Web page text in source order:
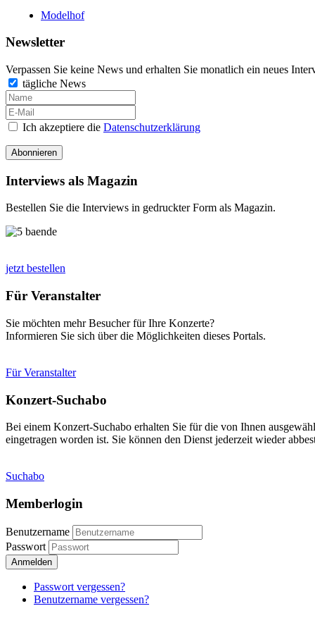
Modelhof
Newsletter
Verpassen Sie keine News und erhalten Sie monatlich ein neues
tägliche News
Ich akzeptiere die Datenschutzerklärung
Abonnieren
Interviews als Magazin
Bestellen Sie die Interviews in gedruckter Form als Magazin.
jetzt bestellen
Für Veranstalter
Sie möchten mehr Besucher für Ihre Konzerte?
Informieren Sie sich über die Möglichkeiten dieses Portals.
Für Veranstalter
Konzert-Suchabo
Bei einem Konzert-Suchabo erhalten Sie für die von Ihnen
eingetragen worden ist. Sie können den Dienst jederzeit wieder
Suchabo
Memberlogin
Benutzername
Passwort
Anmelden
Passwort vergessen?
Benutzername vergessen?